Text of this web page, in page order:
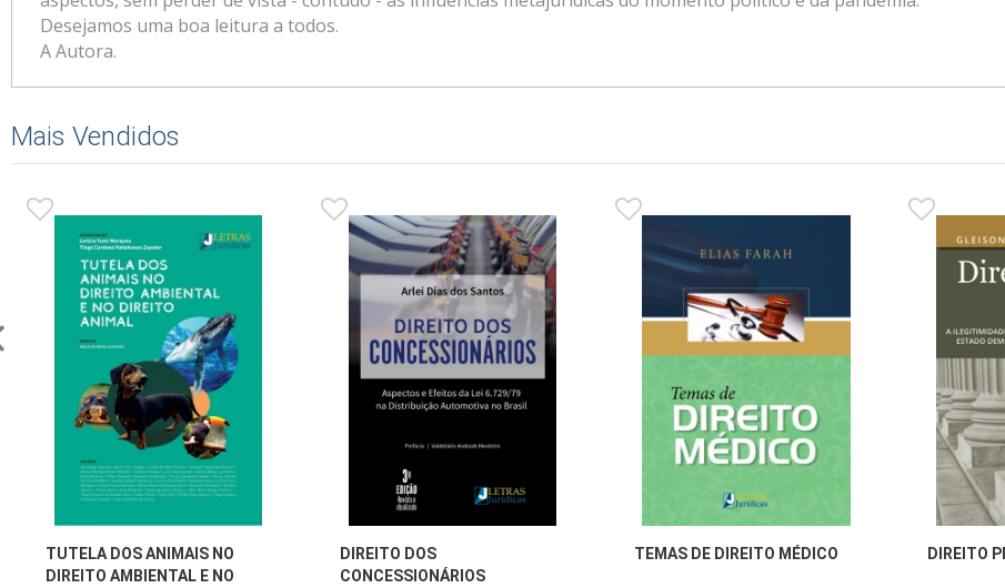
Desejamos uma boa leitura a todos.
A Autora.
Mais Vendidos
TUTELA DOS ANIMAIS NO
DIREITO AMBIENTAL E NO
DIREITO DOS
CONCESSIONÁRIOS
TEMAS DE DIREITO MÉDICO DIREITO